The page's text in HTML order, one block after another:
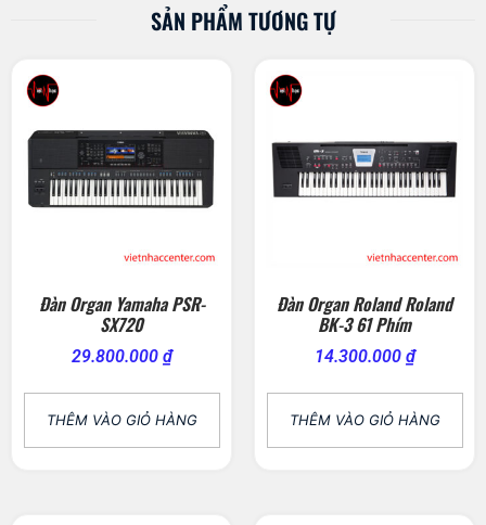
SẢN PHẨM TƯƠNG TỰ
Đàn Organ Yamaha PSR-
SX720
29.800.000 ₫
THÊM VÀO GIỎ HÀNG
Đàn Organ Roland Roland
BK-3 61 Phím
14.300.000 ₫
THÊM VÀO GIỎ HÀNG